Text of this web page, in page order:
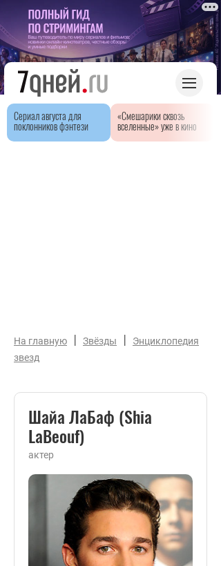
Сериал августа для
поклонников фэнтези
«Смешарики сквозь
вселенные» уже в кино
На главную | Звёзды |
Энциклопедия
звезд
Шайа ЛаБаф (Shia
LaBeouf)
актер